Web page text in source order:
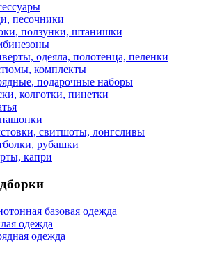
песочники
ползунки, штанишки
одеяла, полотенца, пеленки
комплекты
подарочные наборы
колготки, пинетки
свитшоты, лонгсливы
рубашки
капри
базовая одежда
одежда
одежда